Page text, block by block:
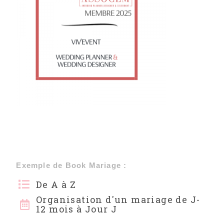
Exemple de Book Mariage :
De A à Z
Organisation d'un mariage de J-
12 mois à Jour J